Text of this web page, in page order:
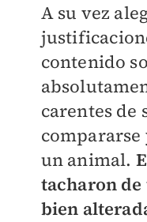
A su vez
contenido
carentes de
un animal.
tacharon
bien